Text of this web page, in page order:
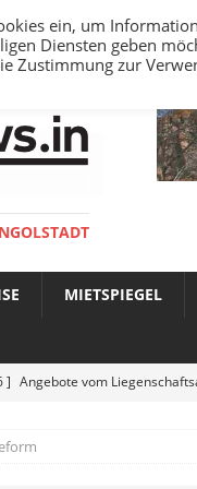
MIETSPIEGEL
] Angebote vom
] Bodenrichtwerte 2026 in
ein, um
Diensten geben
Zustimmung zur